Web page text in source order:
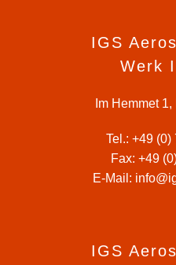
IGS
Werk
Im Hemmet
Tel.:+49 (0)
Fax: +49
E-Mail:
IGS